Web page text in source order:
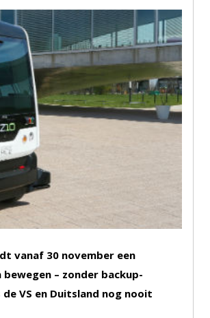
vanaf 30 november een
– zonder backup-
VS en Duitsland nog nooit